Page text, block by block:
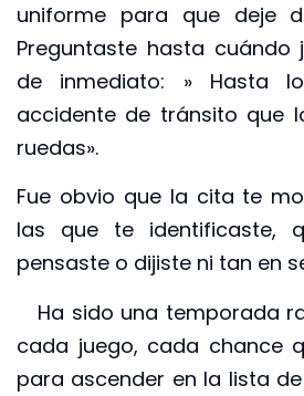
uniforme para que deje
Preguntaste hasta cuándo
de inmediato: » Hasta
accidente de tránsito que
ruedas».
Fue obvio que la cita te
las que te identificaste,
pensaste o dijiste ni tan en
Ha sido una temporada
cada juego, cada chance
para ascender en la lista